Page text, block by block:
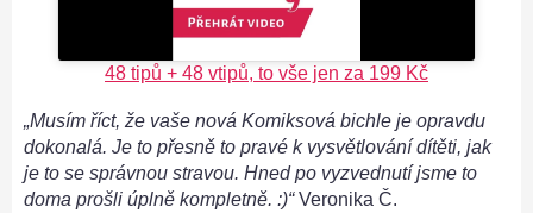
48 tipů + 48 vtipů, to vše jen za 199 Kč
„Musím říct, že vaše nová Komiksová bichle je opravdu
dokonalá. Je to přesně to pravé k vysvětlování dítěti, jak
je to se správnou stravou. Hned po vyzvednutí jsme to
doma prošli úplně kompletně. :)“Veronika Č.